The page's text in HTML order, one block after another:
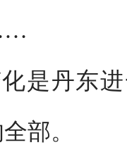
是丹东
部。